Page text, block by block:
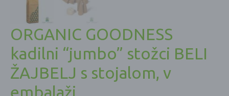
ORGANIC GOODNESS
kadilni “jumbo” stožci BELI
ŽAJBELJ s stojalom, v
embalaži